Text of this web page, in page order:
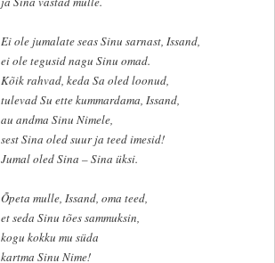
Ei ole jumalate seas Sinu sarnast, Issand,
ei ole tegusid nagu Sinu omad.
Kõik rahvad, keda Sa oled loonud,
tulevad Su ette kummardama, Issand,
au andma Sinu Nimele,
sest Sina oled suur ja teed imesid!
Jumal oled Sina – Sina üksi.
Õpeta mulle, Issand, oma teed,
et seda Sinu tões sammuksin,
kogu kokku mu süda
kartma Sinu Nime!